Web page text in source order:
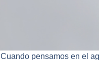
Cuando pensamos en el